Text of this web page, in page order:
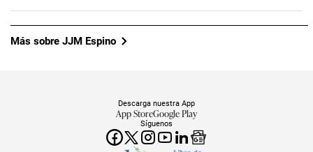
Más sobre JJM Espino
Síguenos
Descarga nuestra App
App StoreGoogle Play